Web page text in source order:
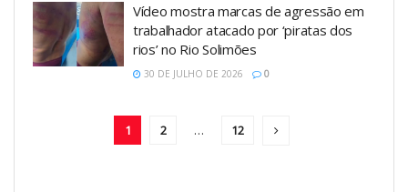
Vídeo mostra marcas de agressão em
trabalhador atacado por ‘piratas dos
rios’ no Rio Solimões
30 DE JULHO DE 2026 0
1 2 … 12